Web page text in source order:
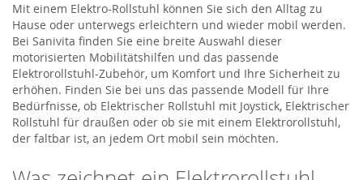
Mit einem Elektro-Rollstuhl können Sie sich den Alltag zu
Hause oder unterwegs erleichtern und wieder mobil werden.
Bei Sanivita finden Sie eine breite Auswahl dieser
motorisierten Mobilitätshilfen und das passende
Elektrorollstuhl-Zubehör, um Komfort und Ihre Sicherheit zu
erhöhen. Finden Sie bei uns das passende Modell für Ihre
Bedürfnisse, ob Elektrischer Rollstuhl mit Joystick, Elektrischer
Rollstuhl für draußen oder ob sie mit einem Elektrorollstuhl,
der faltbar ist, an jedem Ort mobil sein möchten.